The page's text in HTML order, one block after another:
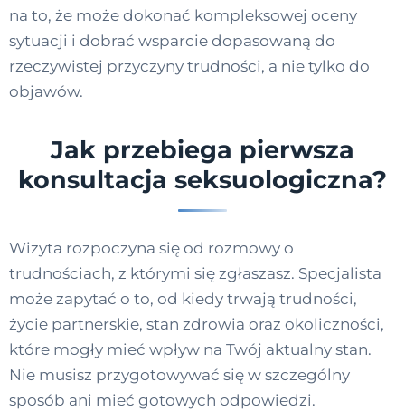
na to, że może dokonać kompleksowej oceny
sytuacji i dobrać wsparcie dopasowaną do
rzeczywistej przyczyny trudności, a nie tylko do
objawów.
Jak przebiega pierwsza
konsultacja seksuologiczna?
Wizyta rozpoczyna się od rozmowy o
trudnościach, z którymi się zgłaszasz. Specjalista
może zapytać o to, od kiedy trwają trudności,
życie partnerskie, stan zdrowia oraz okoliczności,
które mogły mieć wpływ na Twój aktualny stan.
Nie musisz przygotowywać się w szczególny
sposób ani mieć gotowych odpowiedzi.